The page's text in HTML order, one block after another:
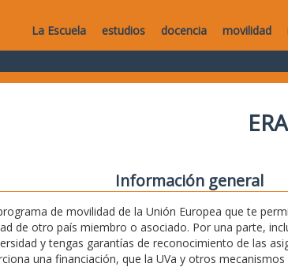
La Escuela estudios docencia movilidad
Información general
de movilidad de la Unión Europea que te
de otro país miembro o asociado. Por una parte,
y tengas garantías de reconocimiento de las
una financiación, que la UVa y otros